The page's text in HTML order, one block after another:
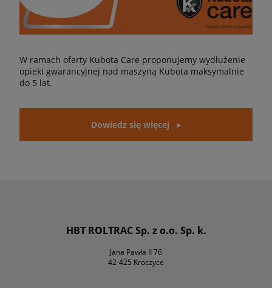
W ramach oferty Kubota Care proponujemy wydłużenie
opieki gwarancyjnej nad maszyną Kubota maksymalnie
do 5 lat.
Dowiedz się więcej
HBT ROLTRAC Sp. z o.o. Sp. k.
Jana Pawła II 76
42-425 Kroczyce